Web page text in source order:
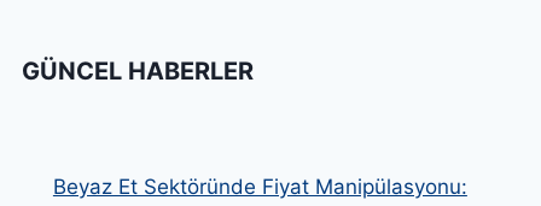
GÜNCEL HABERLER
Beyaz Et Sektöründe Fiyat Manipülasyonu: